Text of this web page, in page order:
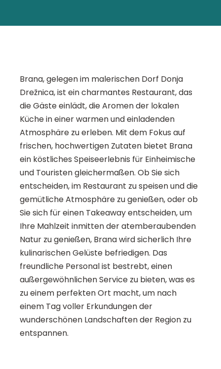
Brana, gelegen im malerischen Dorf Donja
Drežnica, ist ein charmantes Restaurant, das
die Gäste einlädt, die Aromen der lokalen
Küche in einer warmen und einladenden
Atmosphäre zu erleben. Mit dem Fokus auf
frischen, hochwertigen Zutaten bietet Brana
ein köstliches Speiseerlebnis für Einheimische
und Touristen gleichermaßen. Ob Sie sich
entscheiden, im Restaurant zu speisen und die
gemütliche Atmosphäre zu genießen, oder ob
Sie sich für einen Takeaway entscheiden, um
Ihre Mahlzeit inmitten der atemberaubenden
Natur zu genießen, Brana wird sicherlich Ihre
kulinarischen Gelüste befriedigen. Das
freundliche Personal ist bestrebt, einen
außergewöhnlichen Service zu bieten, was es
zu einem perfekten Ort macht, um nach
einem Tag voller Erkundungen der
wunderschönen Landschaften der Region zu
entspannen.